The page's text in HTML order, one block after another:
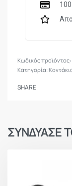
Κατηγορία:
SHARE
ΣΥΝΔΥΑΣΕ